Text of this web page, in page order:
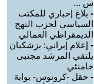
س ...
- بلاغ إخباري للمكتب
السياسي لحزب النهج
الديمقراطي العمالي
- إعلام إيراني: بزشكيان
يلتقي المرشد مجتبى
خامنئي
- حقل -كرونوس- بوابة